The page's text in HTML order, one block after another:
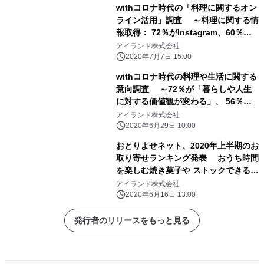
withコロナ時代の「料理に関するオン
ライン活用」調査 ～料理に関する情
報取得： 72％がInstagram、60％以
上が「料理のライブ配信」を視聴～
アイランド株式会社
2020年7月7日 15:00
withコロナ時代の料理や生活に関する
意向調査 ～72％が「暮らしや人生
に対する価値観が変わる」、 56％は
「料理をする機会が増える」～
アイランド株式会社
2020年6月29日 10:00
おとりよせネット、2020年上半期のお
取り寄せランキング発表 おうち時間
を楽しむ焼き菓子や ストックできるグ
ルメがランクイン
アイランド株式会社
2020年6月16日 13:00
発行者のリリースをもっと見る